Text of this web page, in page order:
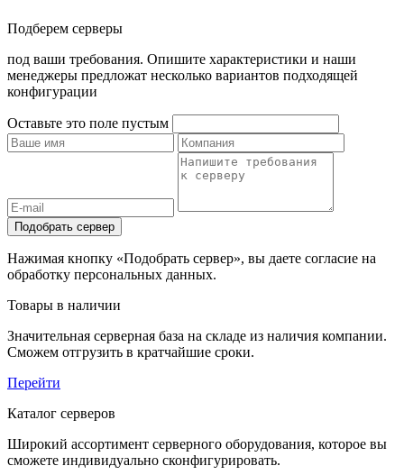
Подберем серверы
под ваши требования. Опишите характеристики и наши
менеджеры предложат несколько вариантов подходящей
конфигурации
Оставьте это поле пустым
Подобрать сервер
Нажимая кнопку «Подобрать сервер», вы даете согласие на
обработку персональных данных.
Товары в наличии
Значительная серверная база на складе из наличия компании.
Сможем отгрузить в кратчайшие сроки.
Перейти
Каталог серверов
Широкий ассортимент серверного оборудования, которое вы
сможете индивидуально сконфигурировать.